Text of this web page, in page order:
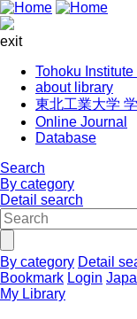
exit
Tohoku
about library
東北工業大学
Online Journal
Database
Search
By category
Detail search
By category Detail
Bookmark Login
My Library